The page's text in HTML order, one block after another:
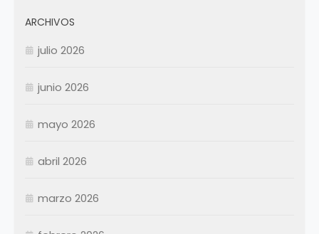
Enero
ARCHIVOS
julio 2026
junio 2026
mayo 2026
abril 2026
marzo 2026